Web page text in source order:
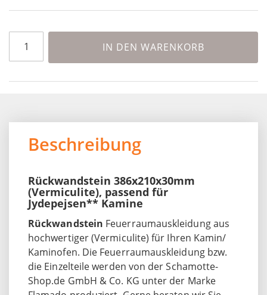
IN DEN WARENKORB
Beschreibung
Rückwandstein 386x210x30mm
(Vermiculite), passend für
Jydepejsen** Kamine
Rückwandstein Feuerraumauskleidung aus
hochwertiger (Vermiculite) für Ihren Kamin/
Kaminofen. Die Feuerraumauskleidung bzw.
die Einzelteile werden von der Schamotte-
Shop.de GmbH & Co. KG unter der Marke